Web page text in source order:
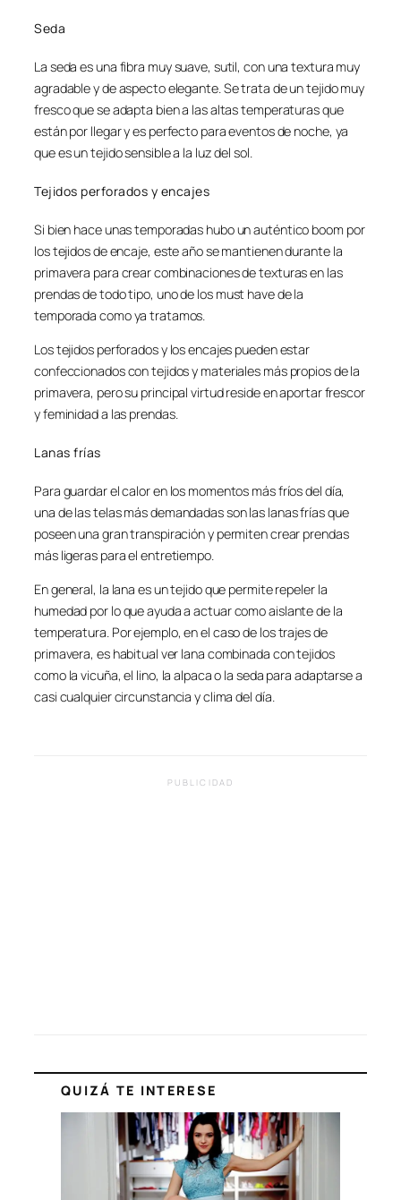
Seda
La seda es una fibra muy suave, sutil, con una textura muy
agradable y de aspecto elegante. Se trata de un tejido muy
fresco que se adapta bien a las altas temperaturas que
están por llegar y es perfecto para eventos de noche, ya
que es un tejido sensible a la luz del sol.
Tejidos perforados y encajes
Si bien hace unas temporadas hubo un auténtico boom por
los tejidos de encaje, este año se mantienen durante la
primavera para crear combinaciones de texturas en las
prendas de todo tipo, uno de los must havede la
temporada como ya tratamos.
Los tejidos perforados y los encajes pueden estar
confeccionados con tejidos y materiales más propios de la
primavera, pero su principal virtud reside en aportar frescor
y feminidad a las prendas.
Lanas frías
Para guardar el calor en los momentos más fríos del día,
una de las telas más demandadas son las lanas frías que
poseen una gran transpiración y permiten crear prendas
más ligeras para el entretiempo.
En general, la lana es un tejido que permite repeler la
humedad por lo que ayuda a actuar como aislante de la
temperatura. Por ejemplo, en el caso de los trajes de
primavera, es habitual ver lana combinada con tejidos
como la vicuña, el lino, la alpaca o la seda para adaptarse a
casi cualquier circunstancia y clima del día.
PUBLICIDAD
QUIZÁ TE INTERESE